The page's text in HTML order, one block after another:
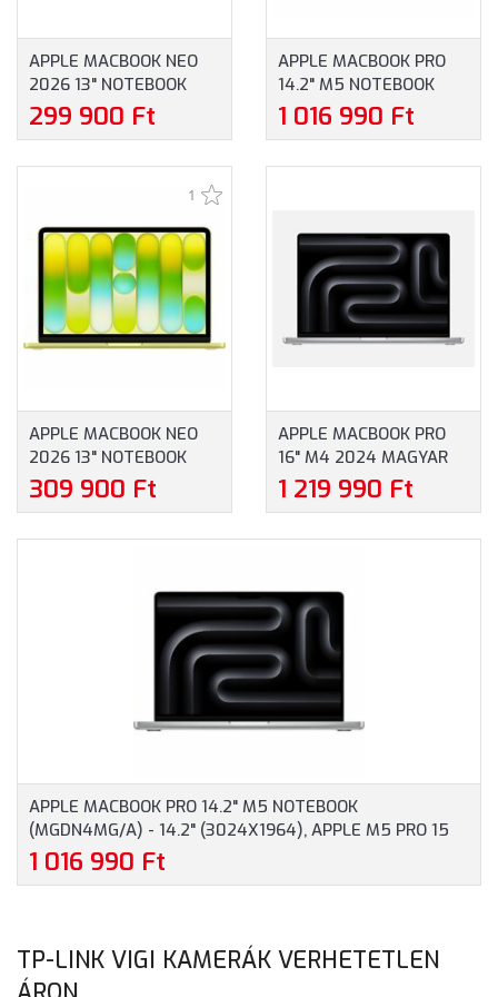
APPLE MACBOOK NEO
2026 13" NOTEBOOK
(MHFJ4MG/A) - 13"
(2408X1506) IPS, APPLE
SZÍN, 1 ÉV GARANCIA
(MAGÁNSZEMÉLYEKNEK
3 ÉV JÓTÁLLÁS)
299 900 Ft
APPLE MACBOOK PRO
14.2" M5 NOTEBOOK
(MGDR4MG/A) - 14.2"
(3024X1964), APPLE M5
(MAGÁNSZEMÉLYEKNEK
3 ÉV JÓTÁLLÁS)
1 016 990 Ft
1
APPLE MACBOOK NEO
2026 13" NOTEBOOK
(MHFE4MG/A) - 13"
(2408X1506) IPS, APPLE
(MAGÁNSZEMÉLYEKNEK
309 900 Ft
APPLE MACBOOK PRO
16" M4 2024 MAGYAR
NOTEBOOK
(MX2U3MG/A) - 16.1"
48GB RAM, 512GB SSD,
MACOS, EZÜST, 1 ÉV
GARANCIA
(MAGÁNSZEMÉLYEKNEK
3 ÉV JÓTÁLLÁS)
1 219 990 Ft
APPLE MACBOOK PRO 14.2" M5 NOTEBOOK
(MGDN4MG/A) - 14.2" (3024X1964), APPLE M5 PRO 15
MAG, 24GB RAM, 1TB SSD, MACOS, EZÜST, 1 ÉV
GARANCIA (MAGÁNSZEMÉLYEKNEK 3 ÉV JÓTÁLLÁS)
1 016 990 Ft
TP-LINK VIGI KAMERÁK VERHETETLEN